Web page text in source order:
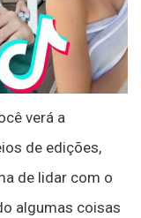
verá a
de edições,
de lidar com o
algumas coisas